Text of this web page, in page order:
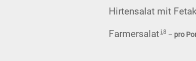
Hirtensalat mit
Farmersalat j,8 – pro